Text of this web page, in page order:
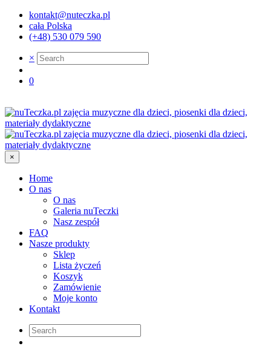
kontakt@nuteczka.pl
cała Polska
(+48) 530 079 590
×
0
×
Home
O nas
O nas
Galeria nuTeczki
Nasz zespół
FAQ
Nasze produkty
Sklep
Lista życzeń
Koszyk
Zamówienie
Moje konto
Kontakt